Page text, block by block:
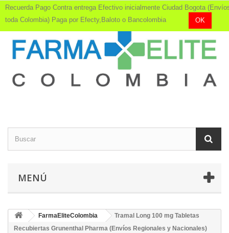
MENÚ
FarmaEliteColombia
Tramal Long 100 mg Tabletas
Recubiertas Grunenthal Pharma (Envíos Regionales y Nacionales)
Recuerda Pago Contra entrega Efectivo inicialmente Ciudad Bogota
toda Colombia) Paga por Efecty,Baloto o Bancolombia
OK